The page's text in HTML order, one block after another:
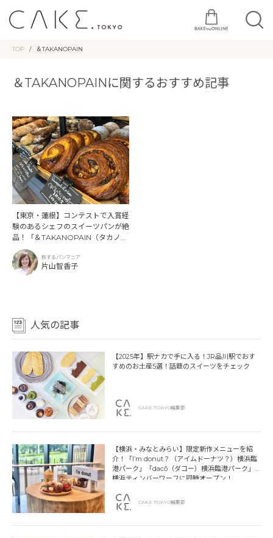
TOP ＆TAKANOPAIN
＆TAKANOPAINに関するおすすめ記事
【東京・蓮根】コンテストで入賞経
験のあるシェフのスイーツパンが絶
品！「＆TAKANOPAIN（タカノパ
ン）」
旅するパンマニア
片山智香子
人気の記事
【2025年】駅ナカで手に入る！JR品川駅でおす
すめのお土産5選！話題のスイーツをチェック
CAKE.TOKYO編集部
【横浜・みなとみらい】限定新作メニューを紹
介！「I’m donut？（アイムドーナツ？）横浜臨
港パーク」「dacō（ダコー）横浜臨港パーク」
横浜ティンバーワーフに同時オープン！
CAKE.TOKYO編集部